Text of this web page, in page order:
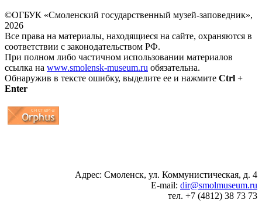
©ОГБУК «Смоленский государственный музей-заповедник»,
2026
Все права на материалы, находящиеся на сайте, охраняются в
соответствии с законодательством РФ.
При полном либо частичном использовании материалов
ссылка на www.smolensk-museum.ru обязательна.
Обнаружив в тексте ошибку, выделите ее и нажмите Ctrl +
Enter
Адрес: Смоленск, ул. Коммунистическая, д. 4
E-mail: dir@smolmuseum.ru
тел. +7 (4812) 38 73 73